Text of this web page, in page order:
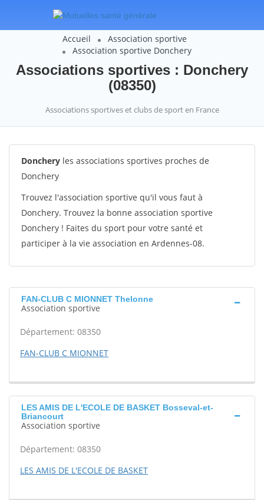
Accueil
Association sportive
Association sportive Donchery
Associations sportives : Donchery
(08350)
Associations sportives et clubs de sport en France
Donchery les associations sportives proches de
Donchery
Trouvez l'association sportive qu'il vous faut à
Donchery. Trouvez la bonne association sportive
Donchery ! Faites du sport pour votre santé et
participer à la vie association en Ardennes-08.
FAN-CLUB C MIONNET Thelonne
Association sportive
Département: 08350
FAN-CLUB C MIONNET
LES AMIS DE L'ECOLE DE BASKET Bosseval-et-
Briancourt
Association sportive
Département: 08350
LES AMIS DE L'ECOLE DE BASKET